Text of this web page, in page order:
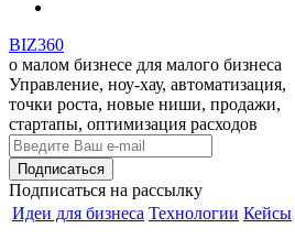
BIZ360
о малом бизнесе для малого бизнеса
Управление, ноу-хау, автоматизация,
точки роста, новые ниши, продажи,
стартапы, оптимизация расходов
Подписаться на рассылку
Идеи для бизнеса Технологии Кейсы